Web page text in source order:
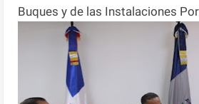
Buques y de las Instalaciones